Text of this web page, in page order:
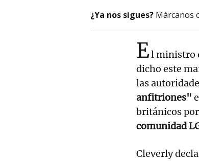
¿Ya nos sigues? Márcanos
El ministro
dicho este
las
anfitriones"
británicos
comunidad
Cleverly